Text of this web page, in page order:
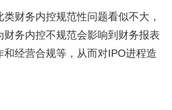
财务内控规范性问题看似不大，
财务内控不规范会影响到财务报表
和经营合规等，从而对IPO进程造